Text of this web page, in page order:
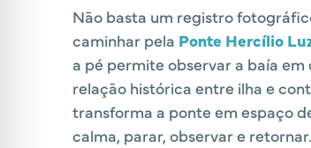
Não basta um registro
caminhar pela Ponte Hercílio
a pé permite observar a baía
relação histórica entre ilha e
transforma a ponte em espaço
calma, parar, observar e retornar.